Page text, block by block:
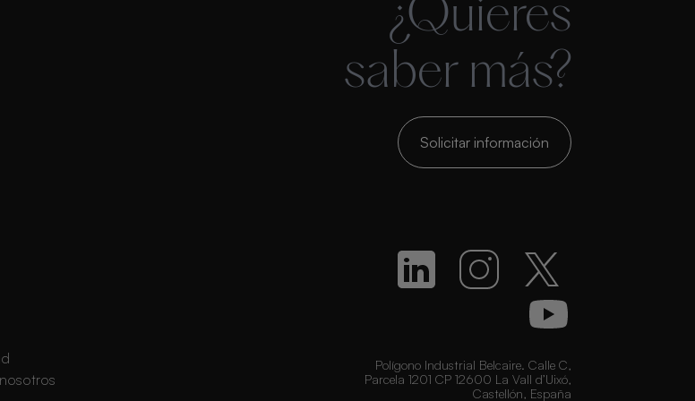
¿Quieres
saber más?
Solicitar información
Polígono Industrial Belcaire. Calle C,
Parcela 1201 CP 12600 La Vall d’Uixó,
Castellón, España